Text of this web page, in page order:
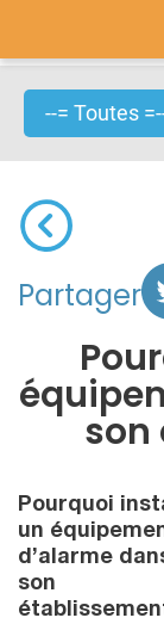
Partager
son
Pourquoi
un
d’alarme
son